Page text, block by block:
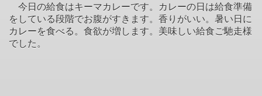
今日の給食はキーマカレーです。カレーの日は給食準備
をしている段階でお腹がすきます。香りがいい。暑い日に
カレーを食べる。食欲が増します。美味しい給食ご馳走様
でした。